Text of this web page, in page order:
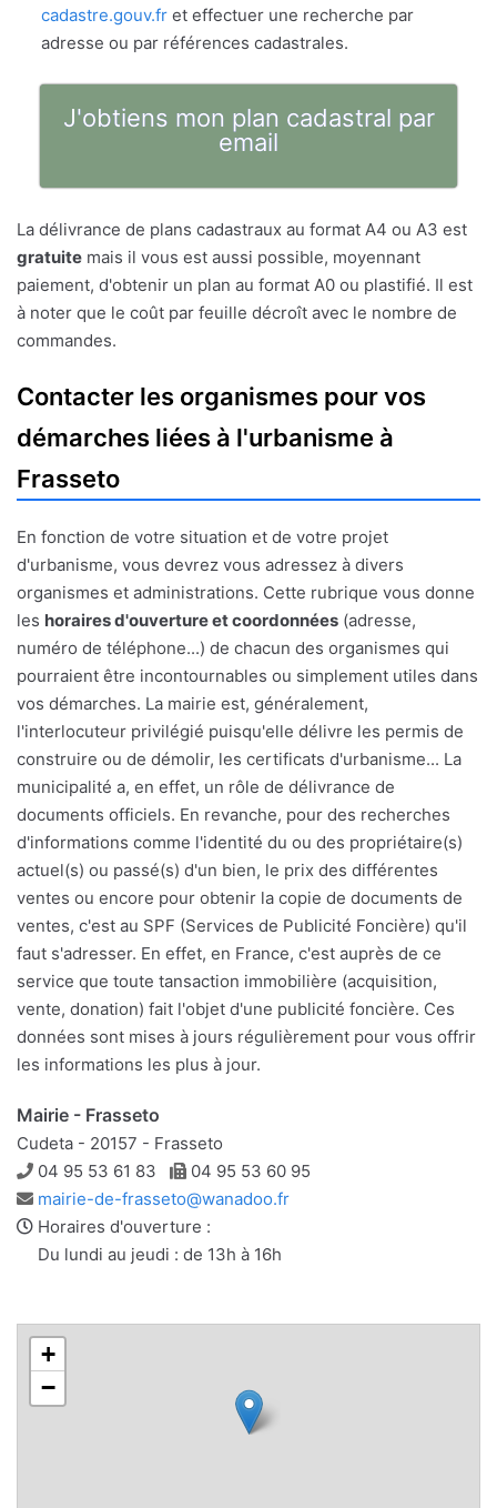
cadastre.gouv.fr et effectuer une recherche par
adresse ou par références cadastrales.
J'obtiens mon plan cadastral par
email
La délivrance de plans cadastraux au format A4 ou A3 est
gratuite mais il vous est aussi possible, moyennant
paiement, d'obtenir un plan au format A0 ou plastifié. Il est
à noter que le coût par feuille décroît avec le nombre de
commandes.
Contacter les organismes pour vos
démarches liées à l'urbanisme à
Frasseto
En fonction de votre situation et de votre projet
d'urbanisme, vous devrez vous adressez à divers
organismes et administrations. Cette rubrique vous donne
les horaires d'ouverture et coordonnées (adresse,
numéro de téléphone...) de chacun des organismes qui
pourraient être incontournables ou simplement utiles dans
vos démarches. La mairie est, généralement,
l'interlocuteur privilégié puisqu'elle délivre les permis de
construire ou de démolir, les certificats d'urbanisme... La
municipalité a, en effet, un rôle de délivrance de
documents officiels. En revanche, pour des recherches
d'informations comme l'identité du ou des propriétaire(s)
actuel(s) ou passé(s) d'un bien, le prix des différentes
ventes ou encore pour obtenir la copie de documents de
ventes, c'est au SPF (Services de Publicité Foncière) qu'il
faut s'adresser. En effet, en France, c'est auprès de ce
service que toute tansaction immobilière (acquisition,
vente, donation) fait l'objet d'une publicité foncière. Ces
données sont mises à jours régulièrement pour vous offrir
les informations les plus à jour.
Mairie - Frasseto
Cudeta - 20157 - Frasseto
Téléphone
04 95 53 61 83 Télécopie
04 95 53 60 95
Adresse
e-
mail
mairie-de-frasseto@wanadoo.fr
Horaires d'ouverture :
Du lundi au jeudi : de 13h à 16h
+
−